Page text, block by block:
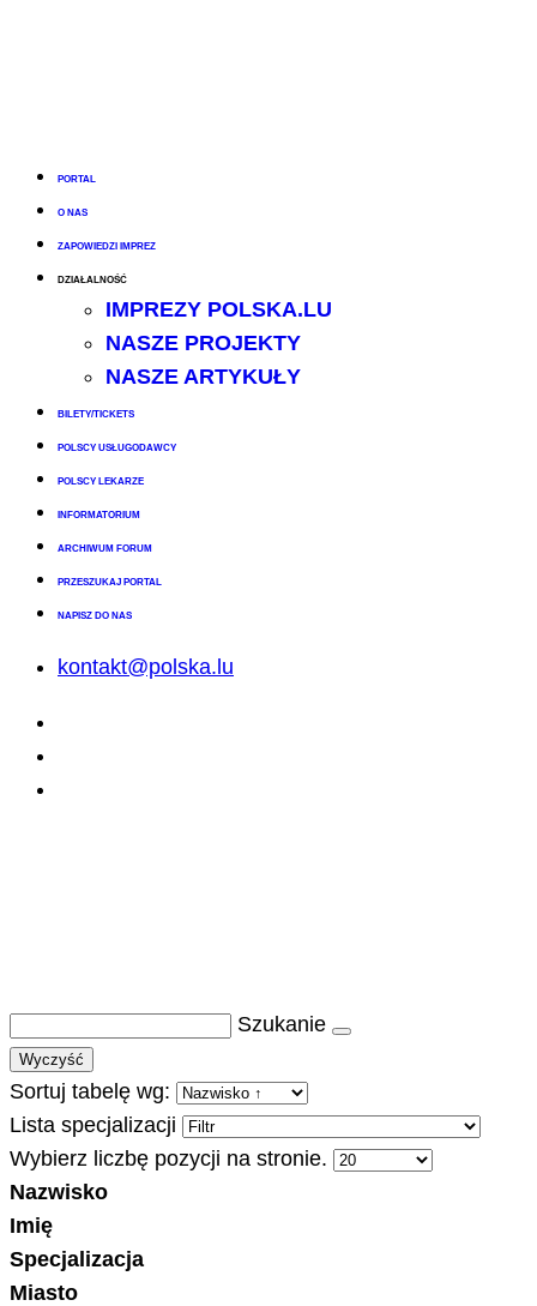
PORTAL
O NAS
ZAPOWIEDZI IMPREZ
DZIAŁALNOŚĆ
IMPREZY POLSKA.LU
NASZE PROJEKTY
NASZE ARTYKUŁY
BILETY/TICKETS
POLSCY USŁUGODAWCY
POLSCY LEKARZE
INFORMATORIUM
ARCHIWUM FORUM
PRZESZUKAJ PORTAL
NAPISZ DO NAS
kontakt@polska.lu
Szukanie
Wyczyść
Sortuj tabelę wg:
Lista specjalizacji
Wybierz liczbę pozycji na stronie.
Nazwisko
Imię
Specjalizacja
Miasto